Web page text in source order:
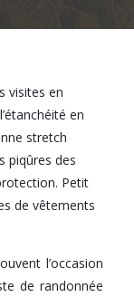
visites en
en
stretch
piqûres des
Petit
de vêtements
l’occasion
de randonnée